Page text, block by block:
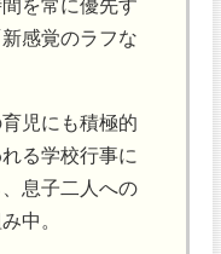
を常に優先す
感覚のラフな
児にも積極的
る学校行事に
息子二人への
中。